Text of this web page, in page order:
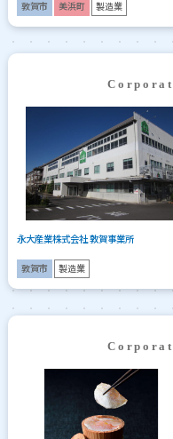
敦賀市 美浜町 製造業
永大産業株式会社 敦賀事業所
敦賀市 製造業